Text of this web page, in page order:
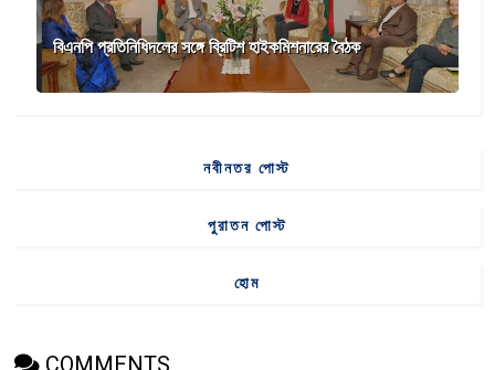
বিএনপি প্রতিনিধিদলের সঙ্গে ব্রিটিশ হাইকমিশনারের বৈঠক
নবীনতর পোস্ট
পুরাতন পোস্ট
হোম
COMMENTS